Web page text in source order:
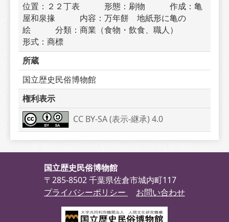
位置：２２丁表　　　形態：刷物　　　作成：亀
屋和泉掾　　　内容：万年餅　地紙形に亀の
絵　　　分類：商業（食物・飲食、職人）
形式：商標
所蔵
国立歴史民俗博物館
権利表示
CC BY-SA (表示-継承) 4.0
国立歴史民俗博物館
〒285-8502 千葉県佐倉市城内町117
プライバシーポリシー
お問い合わせ